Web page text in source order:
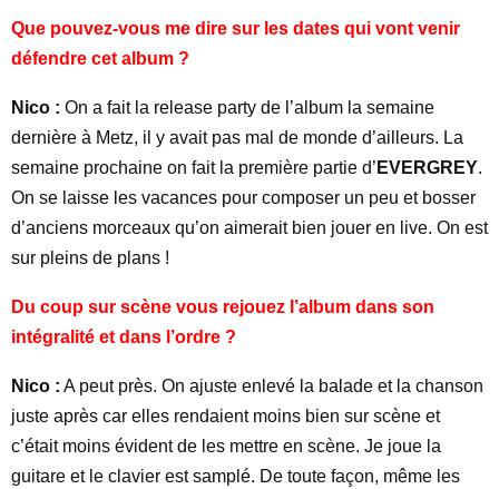
Que pouvez-vous me dire sur les dates qui vont venir
défendre cet album ?
Nico : On a fait la release party de l’album la semaine
dernière à Metz, il y avait pas mal de monde d’ailleurs. La
semaine prochaine on fait la première partie d’ EVERGREY.
On se laisse les vacances pour composer un peu et bosser
d’anciens morceaux qu’on aimerait bien jouer en live. On est
sur pleins de plans !
Du coup sur scène vous rejouez l’album dans son
intégralité et dans l’ordre ?
Nico : A peut près. On ajuste enlevé la balade et la chanson
juste après car elles rendaient moins bien sur scène et
c’était moins évident de les mettre en scène. Je joue la
guitare et le clavier est samplé. De toute façon, même les